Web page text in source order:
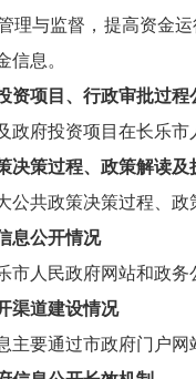
与监督，提高资金
信息。
资项目、行政审批过程
政府投资项目在长乐市
决策过程、政策解读
共政策决策过程、政
息公开情况
市人民政府网站和政务
渠道建设情况
要通过市政府门户网